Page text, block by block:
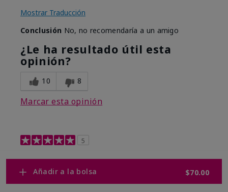
Añadir a la bolsa $70.00
Mostrar Traducción
Conclusión No, no recomendaría a un amigo
¿Le ha resultado útil esta
opinión?
10 8
Marcar esta opinión
5
Retinol 0.3
Enviado